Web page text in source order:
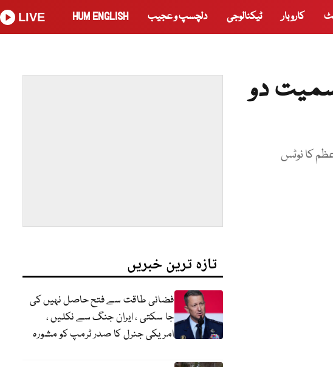
کاروبار ٹیکنالوجی دلچسپ و عجیب HUM ENGLISH
LIVE
سمیت دو
کا نوٹس
تازہ ترین خبریں
فضائی طاقت سے فتح حاصل نہیں کی
جا سکتی ، ایران جنگ سے نکلیں ،
امریکی جنرل کا صدر ٹرمپ کو مشورہ